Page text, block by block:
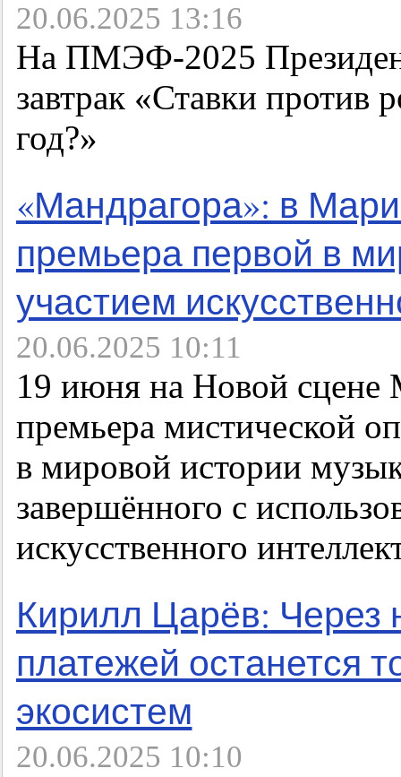
20.06.2025 13:16
На ПМЭФ-2025
завтрак «Ставки против
год?»
«Мандрагора»: в
премьера первой в
участием
20.06.2025 10:11
19 июня на Новой сцене
премьера мистической
в мировой истории
завершённого с
искусственного
Кирилл Царёв: Через
платежей останется
экосистем
20.06.2025 10:10